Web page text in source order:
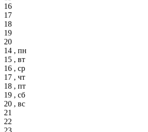
16
17
18
19
20
14 , пн
15 , вт
16 , ср
17 , чт
18 , пт
19 , сб
20 , вс
21
22
23